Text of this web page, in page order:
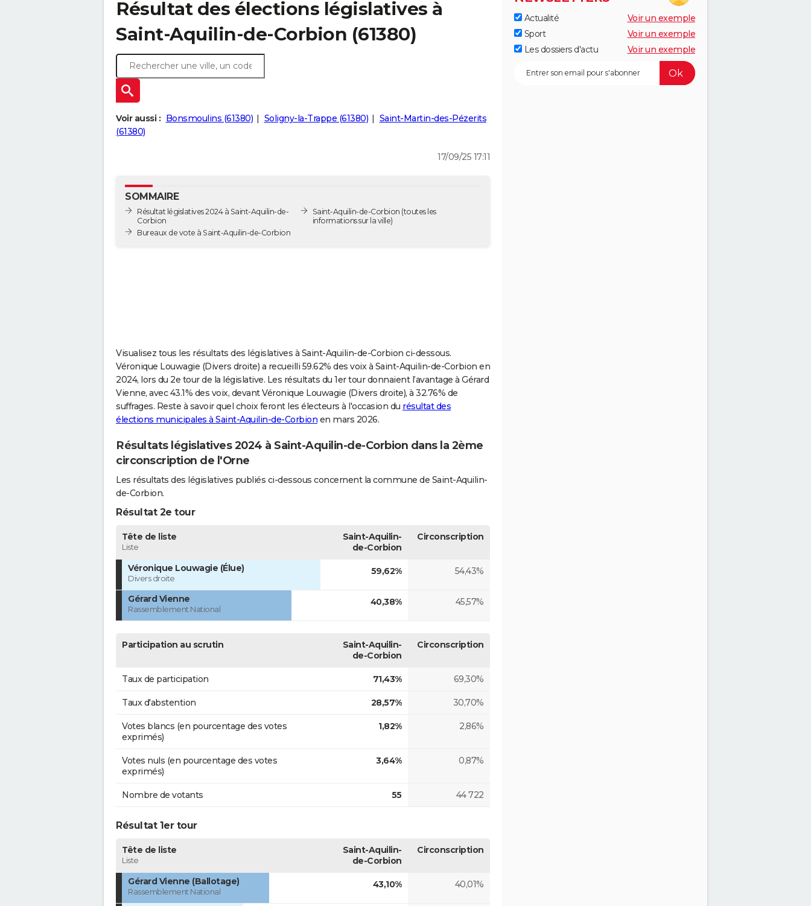
Résultat des élections législatives à
Saint-Aquilin-de-Corbion (61380)
Voir aussi : Bonsmoulins (61380) Soligny-la-Trappe (61380)
Saint-Martin-des-Pézerits
(61380)
17/09/25 17:11
SOMMAIRE
Résultat législatives 2024 à Saint-Aquilin-de-
Corbion
Bureaux de vote à Saint-Aquilin-de-Corbion
Saint-Aquilin-de-Corbion (toutes les
informations sur la ville)
Visualisez tous les résultats des législatives à Saint-Aquilin-de-Corbion ci-dessous.
Véronique Louwagie (Divers droite) a recueilli 59.62% des voix à Saint-Aquilin-de-Corbion en
2024, lors du 2e tour de la législative. Les résultats du 1er tour donnaient l’avantage à Gérard
Vienne, avec 43.1% des voix, devant Véronique Louwagie (Divers droite), à 32.76% de
suffrages. Reste à savoir quel choix feront les électeurs à l'occasion du résultat des
élections municipales à Saint-Aquilin-de-Corbion en mars 2026.
Résultats législatives 2024 à Saint-Aquilin-de-Corbion dans la 2ème
circonscription de l'Orne
Les résultats des législatives publiés ci-dessous concernent la commune de Saint-Aquilin-
de-Corbion.
Résultat 2e tour
Tête de liste
Liste
Saint-Aquilin-
de-Corbion
Circonscription
Véronique Louwagie (Élue)
Divers droite
59,62% 54,43%
Gérard Vienne
Rassemblement National
40,38% 45,57%
Participation au scrutin
Saint-Aquilin-
de-Corbion
Circonscription
Taux de participation 71,43% 69,30%
Taux d'abstention 28,57% 30,70%
Votes blancs (en pourcentage des votes
exprimés)
1,82% 2,86%
Votes nuls (en pourcentage des votes
exprimés)
3,64% 0,87%
Nombre de votants 55 44 722
Résultat 1er tour
Tête de liste
Liste
Saint-Aquilin-
de-Corbion
Circonscription
Gérard Vienne (Ballotage)
Rassemblement National
43,10% 40,01%
Actualité
Voir un exemple
Sport
Voir un exemple
Les dossiers d'actu
Voir un exemple